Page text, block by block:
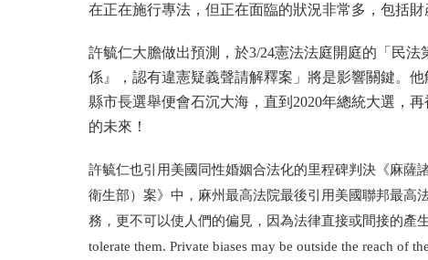
在正在施行專法，但正在面臨的狀況非常多，包括
許毓仁大膽做出預測，於3/24憲法法庭開庭的「民
係』，認有違憲疑義聲請解釋案」將是影響關鍵。
縣市長選舉便會石沉大海，直到2020年總統大選，
的未來！
許毓仁也引用美國同性婚姻合法化的里程碑判決《麻薩
衛生部）案》中，麻州最高法院最後引用美國聯邦最高
務，更不可以使人們的偏見，因為法律直接或間接的產
tolerate them. Private biases may be outside the reach of